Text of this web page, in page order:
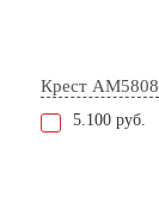
Крест AM5808
5.100 руб.